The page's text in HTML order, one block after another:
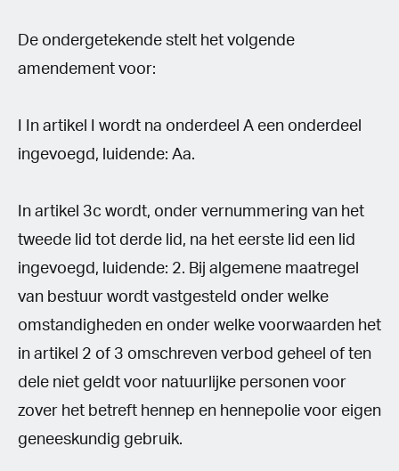
De ondergetekende stelt het volgende
amendement voor:
I In artikel I wordt na onderdeel A een onderdeel
ingevoegd, luidende: Aa.
In artikel 3c wordt, onder vernummering van het
tweede lid tot derde lid, na het eerste lid een lid
ingevoegd, luidende: 2. Bij algemene maatregel
van bestuur wordt vastgesteld onder welke
omstandigheden en onder welke voorwaarden het
in artikel 2 of 3 omschreven verbod geheel of ten
dele niet geldt voor natuurlijke personen voor
zover het betreft hennep en hennepolie voor eigen
geneeskundig gebruik.